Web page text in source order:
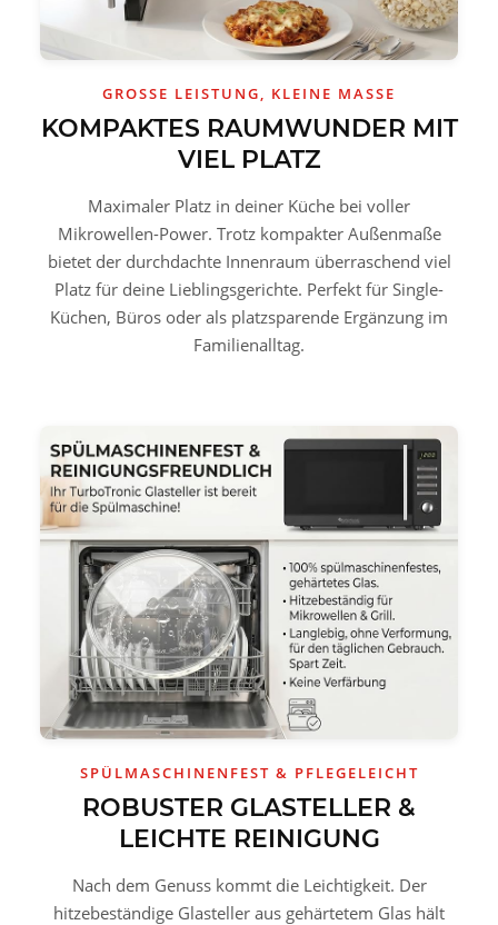
GROSSE LEISTUNG, KLEINE MASSE
KOMPAKTES RAUMWUNDER MIT
VIEL PLATZ
Maximaler Platz in deiner Küche bei voller
Mikrowellen-Power. Trotz kompakter Außenmaße
bietet der durchdachte Innenraum überraschend viel
Platz für deine Lieblingsgerichte. Perfekt für Single-
Küchen, Büros oder als platzsparende Ergänzung im
Familienalltag.
SPÜLMASCHINENFEST & PFLEGELEICHT
ROBUSTER GLASTELLER &
LEICHTE REINIGUNG
Nach dem Genuss kommt die Leichtigkeit. Der
hitzebeständige Glasteller aus gehärtetem Glas hält